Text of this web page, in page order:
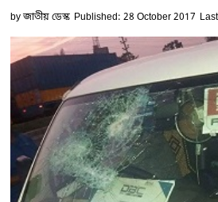
byজাতীয় ডেস্ক Published: 28 October 2017